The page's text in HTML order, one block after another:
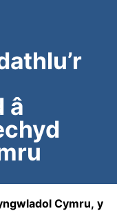
â
Cymru, y